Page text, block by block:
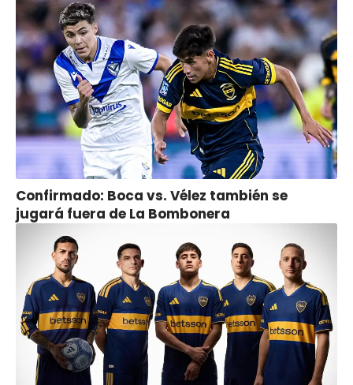
Confirmado: Boca vs. Vélez también se
jugará fuera de La Bombonera